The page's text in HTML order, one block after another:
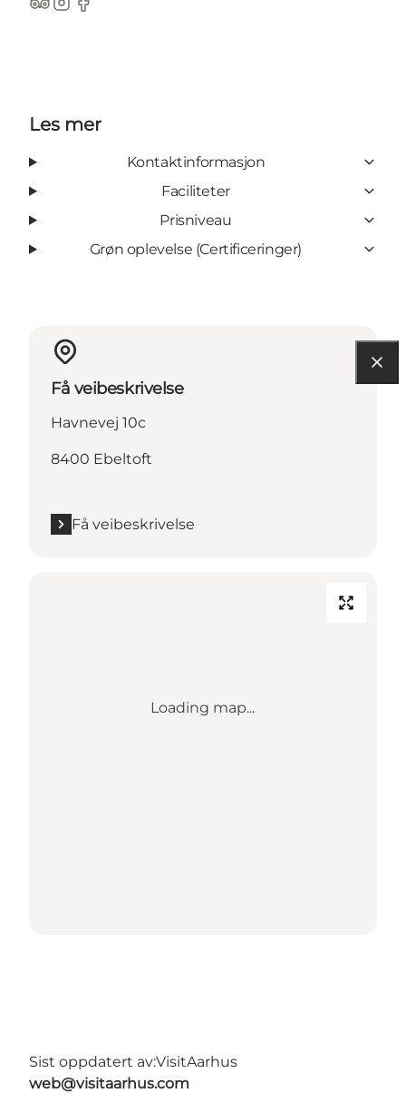
TripAdvisor
Instagram
Facebook
Les mer
Kontaktinformasjon
Faciliteter
Prisniveau
Grøn oplevelse (Certificeringer)
Få veibeskrivelse
Havnevej 10c
8400 Ebeltoft
Få veibeskrivelse
Loading map...
Sist oppdatert av:VisitAarhus
web@visitaarhus.com